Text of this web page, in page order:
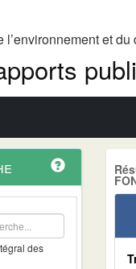
l’environnement et
des